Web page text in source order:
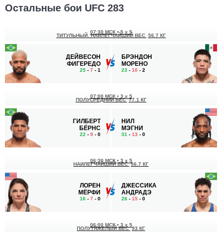
Остальные бои UFC 283
ДЕЙВЕСОН
ФИГЕРЕДО
25 - 7 - 1
07:30 МСК •5 x 5
ТИТУЛЬНЫЙ. НАИЛЕГЧАЙШИЙ ВЕС 56.7 КГ
БРЭНДОН
МОРЕНО
23 - 10 - 2
ГИЛБЕРТ
БЁРНС
22 - 9 - 0
07:00 МСК • 3 x 5
ПОЛУСРЕДНИЙ ВЕС 77.1 КГ
НИЛ
МЭГНИ
31 - 13 - 0
ЛОРЕН
МЁРФИ
16 - 7 - 0
06:30 МСК • 3 x 5
НАИЛЕГЧАЙШИЙ ВЕС 56.7 КГ
ДЖЕССИКА
АНДРАДЭ
26 - 15 - 0
06:00 МСК• 3 x 5
ПОЛУТЯЖЕЛЫЙ ВЕС 93 КГ